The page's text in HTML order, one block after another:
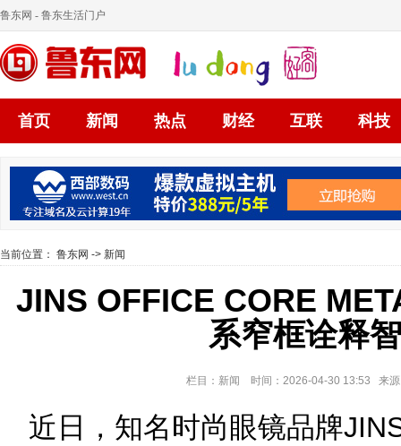
鲁东网 - 鲁东生活门户
首页 新闻 热点 财经 互联 科技
当前位置： 鲁东网 -> 新闻
JINS OFFICE CORE
系窄框诠释
栏目：新闻 时间：2026-04-30 13:53 来
近日，知名时尚眼镜品牌